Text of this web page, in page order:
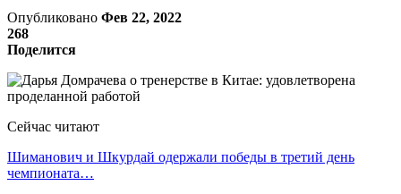
Опубликовано Фев 22, 2022
268
Поделится
Сейчас читают
Шиманович и Шкурдай одержали победы в третий день
чемпионата…